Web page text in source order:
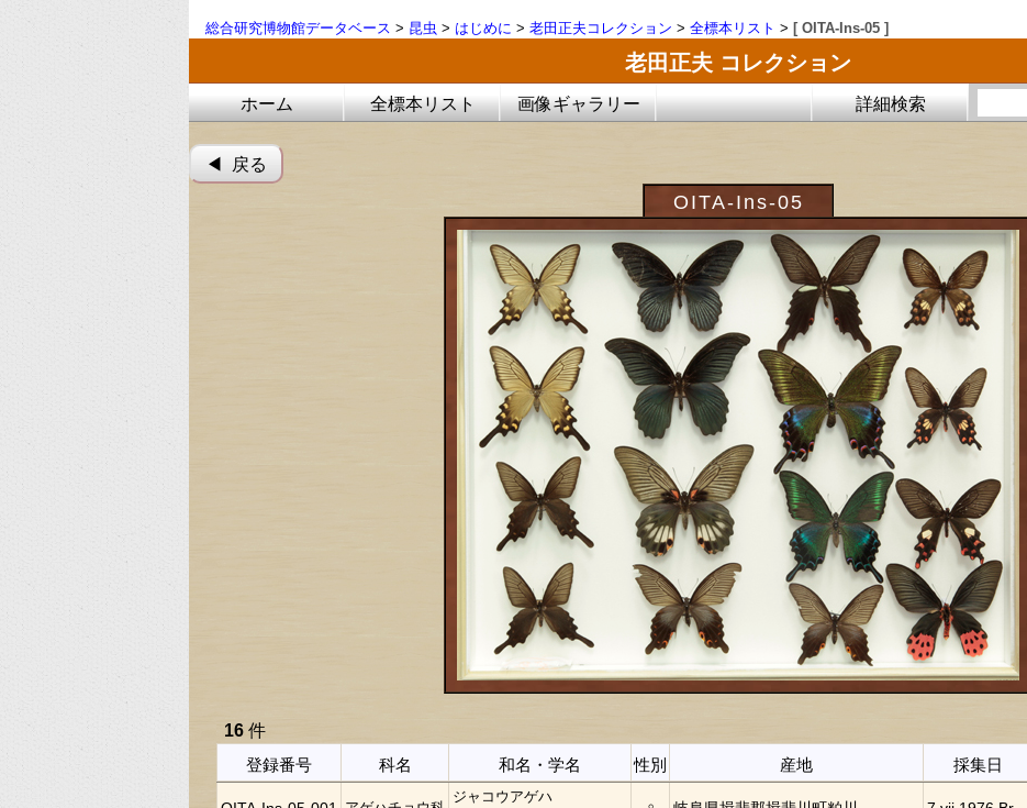
総合研究博物館データベース > 昆虫 > はじめに > 老田正夫コレクション > 全標本リスト > [ OITA-Ins-05 ]
老田正夫 コレクション
ホーム 全標本リスト 画像ギャラリー 詳細検索
◀︎ 戻る
OITA-Ins-05
16 件
登録番号
科名 和名・学名 性別 産地 採集日
ジャコウアゲハ